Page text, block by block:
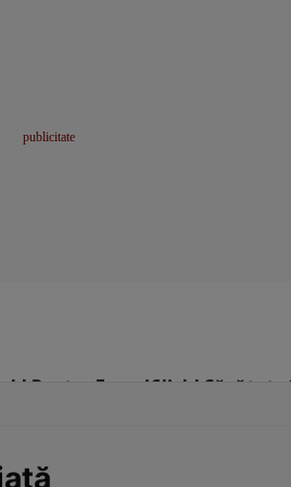
Pentru FemeiClick! Sănătate